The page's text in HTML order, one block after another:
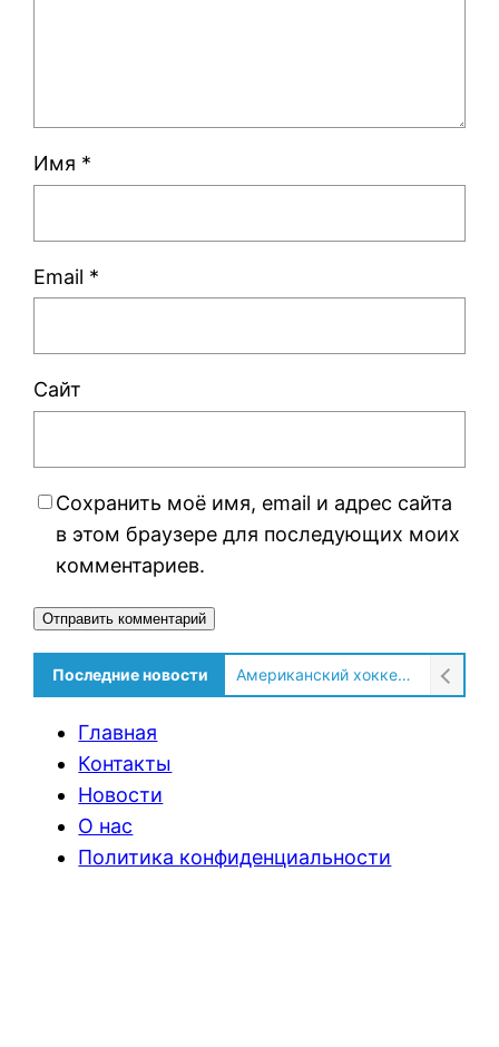
Имя *
Email *
Сайт
Сохранить моё имя, email и адрес сайта
в этом браузере для последующих моих
комментариев.
Alternative:
Последние новости
Солдат ВСУ говорит о том, чтобы продавали топливо для ремонта техники в Угледаре
Главная
Контакты
Новости
О нас
Политика конфиденциальности